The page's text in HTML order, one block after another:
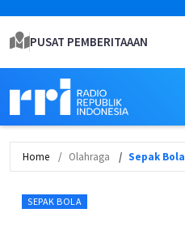
PUSAT PEMBERITAAAN
Home Olahraga Sepak Bola
SEPAK BOLA